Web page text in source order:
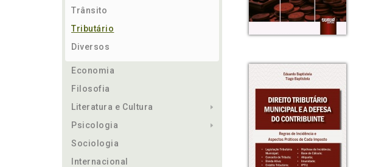
Trânsito
Tributário
Diversos
Economia
Filosofia
Literatura e Cultura
Psicologia
Sociologia
Internacional